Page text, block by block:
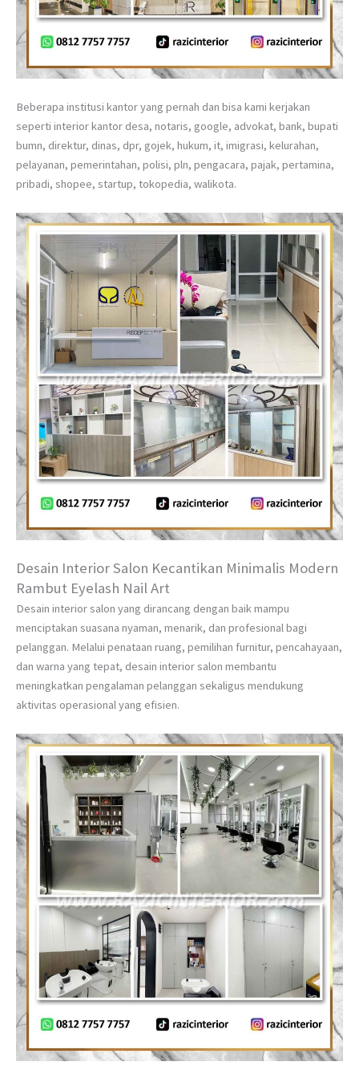
Beberapa institusi kantor yang pernah dan bisa kami kerjakan
seperti interior kantor desa, notaris, google, advokat, bank, bupati
bumn, direktur, dinas, dpr, gojek, hukum, it, imigrasi, kelurahan,
pelayanan, pemerintahan, polisi, pln, pengacara, pajak, pertamina,
pribadi, shopee, startup, tokopedia, walikota.
Desain Interior Salon Kecantikan Minimalis Modern
Rambut Eyelash Nail Art
Desain interior salon yang dirancang dengan baik mampu
menciptakan suasana nyaman, menarik, dan profesional bagi
pelanggan. Melalui penataan ruang, pemilihan furnitur, pencahayaan,
dan warna yang tepat, desain interior salon membantu
meningkatkan pengalaman pelanggan sekaligus mendukung
aktivitas operasional yang efisien.